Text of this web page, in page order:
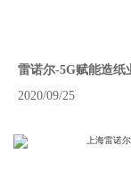
雷诺尔-5G赋能造纸
2020/09/25